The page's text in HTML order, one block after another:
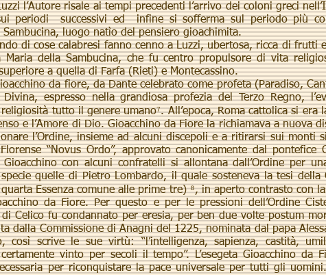
l’Autore risale ai tempi precedenti l’arrivo dei coloni greci
periodi successivi ed infine si sofferma sul periodo più
luogo natìo del pensiero gioachimita.
di cose calabresi fanno cenno a Luzzi, ubertosa, ricca di frutti
Maria della Sambucina, che fu centro propulsore di vita
a quella di Farfa (Rieti) e Montecassino.
da fiore, da Dante celebrato come profeta (Paradiso,
espresso nella grandiosa profezia del Terzo Regno,
tutto il genere umano⁷. All’epoca, Roma cattolica si era
e l’Amore di Dio. Gioacchino da Fiore la richiamava a nuova
l’Ordine, insieme ad alcuni discepoli e a ritirarsi sui monti
“Novus Ordo”, approvato canonicamente dal
con alcuni confratelli si allontana dall’Ordine per
quelle di Pietro Lombardo, il quale sosteneva la tesi della
Essenza comune alle prime tre) ⁸, in aperto contrasto con
da Fiore. Per questo e per le pressioni dell’Ordine
di Celico fu condannato per eresia, per ben due volte postum
dalla Commissione di Anagni del 1225, nominata dal papa
così scrive le sue virtù: “l’intelligenza, sapienza, castità,
vinto per secoli il tempo”. L’esegeta Gioacchino da
per riconquistare la pace universale per tutti gli